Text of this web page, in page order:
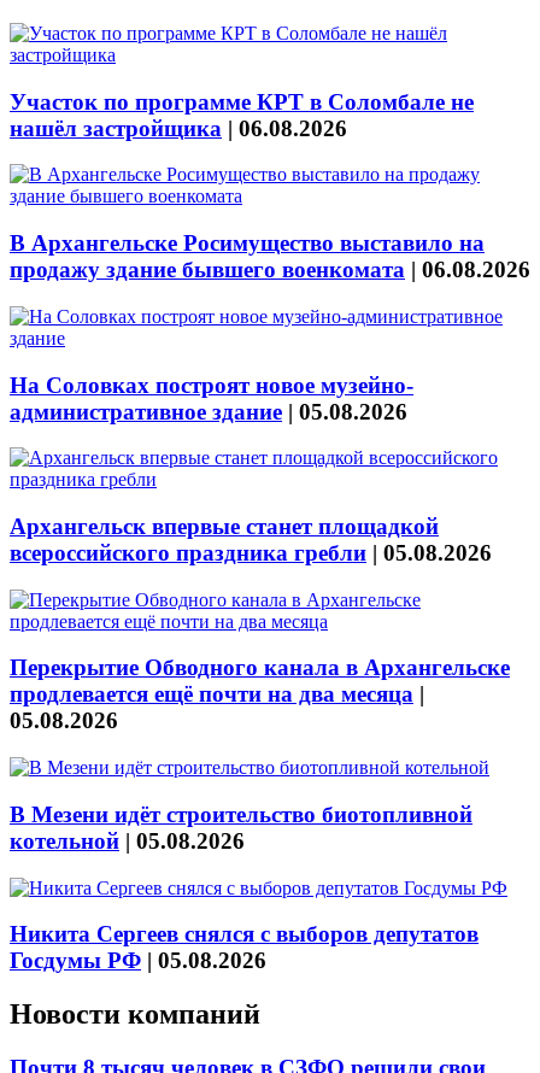
Участок по программе КРТ в Соломбале не
нашёл застройщика | 06.08.2026
В Архангельске Росимущество выставило на
продажу здание бывшего военкомата | 06.08.2026
На Соловках построят новое музейно-
административное здание | 05.08.2026
Архангельск впервые станет площадкой
всероссийского праздника гребли | 05.08.2026
Перекрытие Обводного канала в Архангельске
продлевается ещё почти на два месяца |
05.08.2026
В Мезени идёт строительство биотопливной
котельной | 05.08.2026
Никита Сергеев снялся с выборов депутатов
Госдумы РФ | 05.08.2026
Новости компаний
Почти 8 тысяч человек в СЗФО решили свои